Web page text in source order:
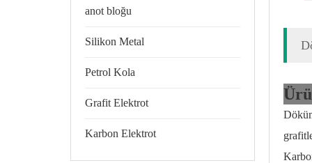
anot bloğu
Silikon Metal
Petrol Kola
Grafit Elektrot
Karbon Elektrot